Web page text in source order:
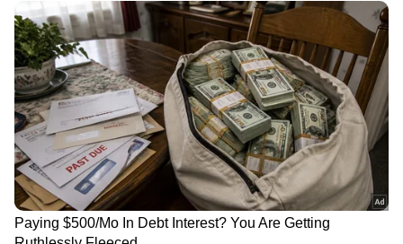
ആയങ്കിയെ അഴിക്കുള്ളിലാക്കി
കേരള പൊലീസ്; അര്‍ജുന്‍
ആയങ്കി 14 ദിവസം റിമാന്‍ഡില്‍